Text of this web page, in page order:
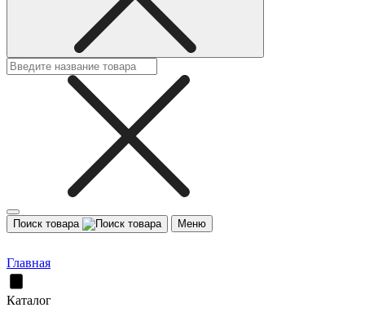
Поиск товара Меню
Главная
Каталог